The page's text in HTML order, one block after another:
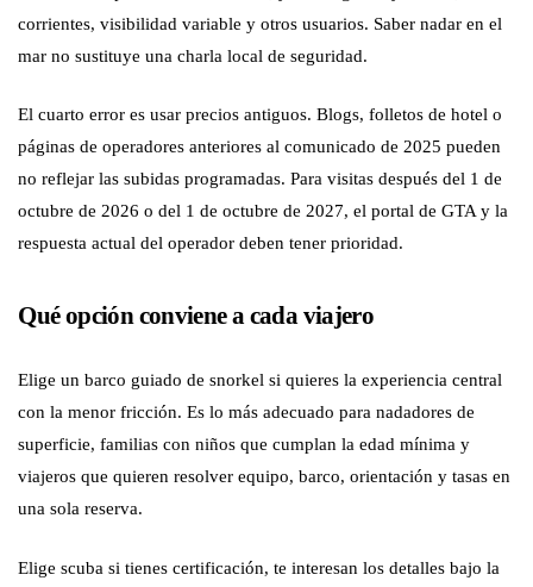
corrientes, visibilidad variable y otros usuarios. Saber nadar en el
mar no sustituye una charla local de seguridad.
El cuarto error es usar precios antiguos. Blogs, folletos de hotel o
páginas de operadores anteriores al comunicado de 2025 pueden
no reflejar las subidas programadas. Para visitas después del 1 de
octubre de 2026 o del 1 de octubre de 2027, el portal de GTA y la
respuesta actual del operador deben tener prioridad.
Qué opción conviene a cada viajero
Elige un barco guiado de snorkel si quieres la experiencia central
con la menor fricción. Es lo más adecuado para nadadores de
superficie, familias con niños que cumplan la edad mínima y
viajeros que quieren resolver equipo, barco, orientación y tasas en
una sola reserva.
Elige scuba si tienes certificación, te interesan los detalles bajo la